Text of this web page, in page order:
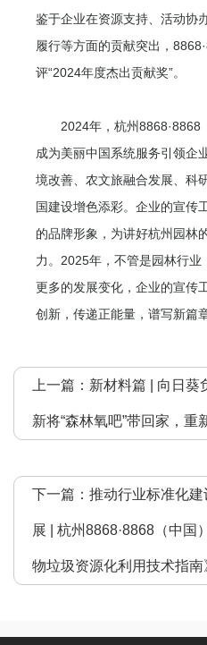
鉴于企业在资源支持、活动协
履行等方面的贡献突出，
评“2024年度杰出贡献奖”。
2024年，杭州8868·8868
成为美丽中国系统服务引领企
境改善、农文旅融合发展、科
国建设增色添彩。企业的宣传
的品牌形象，为讲好杭州园林
力。2025年，不管是园林行
更多的发展变化，企业的宣传
创新，传递正能量，谱写新篇
上一篇： 新材料篇 | 向日葵
新将“森林氧吧”带回家，重
下一篇： 推动行业标准化
展 | 杭州8868·8868（中国
物垃圾资源化利用技术指